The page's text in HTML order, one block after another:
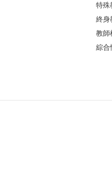
特殊
終身
教師
綜合